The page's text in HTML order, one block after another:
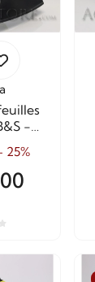
-
25%